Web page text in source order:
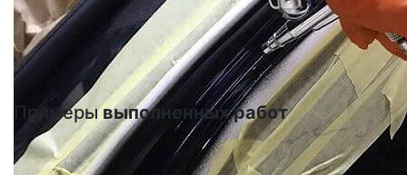
Примерывыполненных работ